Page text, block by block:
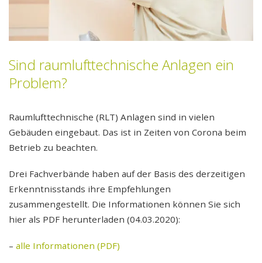
Entwickeln
Verwalten
Mieten
Reparaturmeldung
Stellenangebote
Sind raumlufttechnische Anlagen ein
Problem?
Raumlufttechnische (RLT) Anlagen sind in vielen
Gebäuden eingebaut. Das ist in Zeiten von Corona beim
Betrieb zu beachten.
Drei Fachverbände haben auf der Basis des derzeitigen
Erkenntnisstands ihre Empfehlungen
zusammengestellt. Die Informationen können Sie sich
hier als PDF herunterladen (04.03.2020):
– alle Informationen (PDF)